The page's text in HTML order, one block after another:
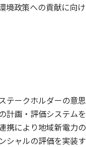
境政策への貢献に向け
テークホルダーの意思
計画・評価システムを
携により地域新電力の
シャルの評価を実装す